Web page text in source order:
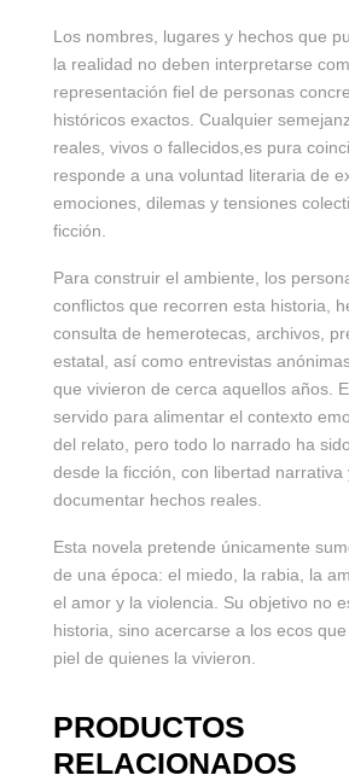
Los nombres, lugares y hechos que
la realidad no deben interpretarse
representación fiel de personas
históricos exactos. Cualquier
reales, vivos o fallecidos,es pura
responde a una voluntad literaria de
emociones, dilemas y tensiones
ficción.
Para construir el ambiente, los
conflictos que recorren esta historia,
consulta de hemerotecas, archivos,
estatal, así como entrevistas
que vivieron de cerca aquellos años.
servido para alimentar el contexto
del relato, pero todo lo narrado ha
desde la ficción, con libertad narrativa
documentar hechos reales.
Esta novela pretende únicamente
de una época: el miedo, la rabia, la
el amor y la violencia. Su objetivo no
historia, sino acercarse a los ecos
piel de quienes la vivieron.
PRODUCTOS
RELACIONADOS